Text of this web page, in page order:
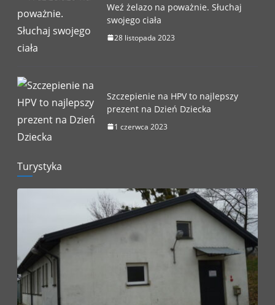
Weź żelazo na poważnie. Słuchaj
swojego ciała
28 listopada 2023
Szczepienie na HPV to najlepszy
prezent na Dzień Dziecka
1 czerwca 2023
Turystyka